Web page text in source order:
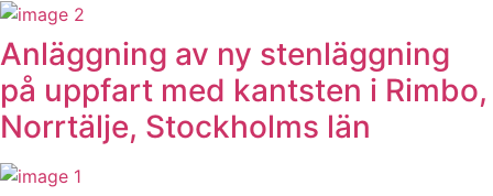
Anläggning av ny stenläggning
på uppfart med kantsten i Rimbo,
Norrtälje, Stockholms län